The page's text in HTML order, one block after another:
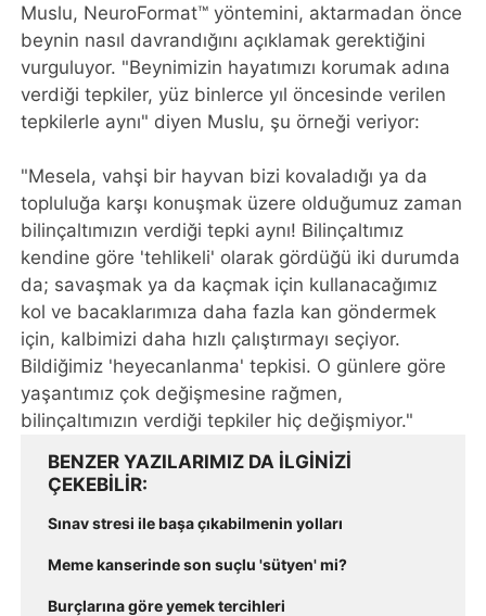
Muslu, NeuroFormat™ yöntemini, aktarmadan önce
beynin nasıl davrandığını açıklamak gerektiğini
vurguluyor. "Beynimizin hayatımızı korumak adına
verdiği tepkiler, yüz binlerce yıl öncesinde verilen
tepkilerle aynı" diyen Muslu, şu örneği veriyor:
"Mesela, vahşi bir hayvan bizi kovaladığı ya da
topluluğa karşı konuşmak üzere olduğumuz zaman
bilinçaltımızın verdiği tepki aynı! Bilinçaltımız
kendine göre 'tehlikeli' olarak gördüğü iki durumda
da; savaşmak ya da kaçmak için kullanacağımız
kol ve bacaklarımıza daha fazla kan göndermek
için, kalbimizi daha hızlı çalıştırmayı seçiyor.
Bildiğimiz 'heyecanlanma' tepkisi. O günlere göre
yaşantımız çok değişmesine rağmen,
bilinçaltımızın verdiği tepkiler hiç değişmiyor."
BENZER YAZILARIMIZ DA ILGINIZI
ÇEKEBILIR
Sınav stresi ile başa çıkabilmenin yolları
Meme kanserinde son suçlu 'sütyen' mi?
Burçlarına göre yemek tercihleri